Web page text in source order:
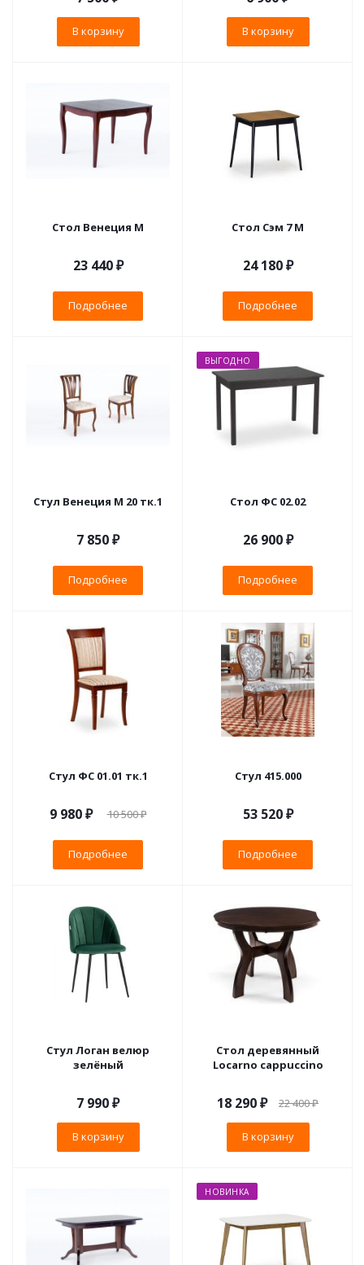
В корзину В корзину
Стол Венеция М
23 440 ₽
Подробнее
Стол Сэм 7 М
24 180 ₽
Подробнее
Стул Венеция М 20 тк.1
7 850 ₽
Подробнее
ВЫГОДНО
Стол ФС 02.02
26 900 ₽
Подробнее
Стул ФС 01.01 тк.1
9 980 ₽ 10 500 ₽
Подробнее
Стул 415.000
53 520 ₽
Подробнее
Стул Логан велюр
зелёный
7 990₽
В корзину
Стол деревянный
Locarno cappuccino
18 290₽ 22 400₽
В корзину
НОВИНКА